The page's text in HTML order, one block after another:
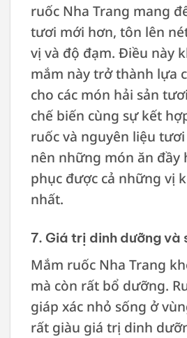
ruốc Nha Trang mang
tươi mới hơn, tôn lên
vị và độ đạm. Điều này
mắm này trở thành lựa
cho các món hải sản
chế biến cùng sự kết
ruốc và nguyên liệu
nên những món ăn đầy
phục được cả những vị
nhất.
7. Giá trị dinh dưỡng và
Mắm ruốc Nha Trang
mà còn rất bổ dưỡng.
giáp xác nhỏ sống ở
rất giàu giá trị dinh